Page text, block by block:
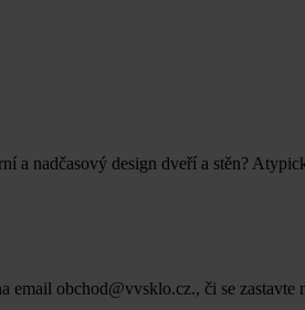
a nadčasový design dveří a stěn?
email obchod@vvsklo.cz., či se zastavte